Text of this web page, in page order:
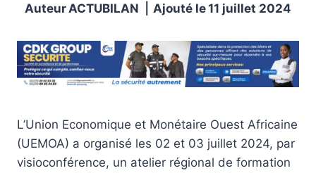
Auteur ACTUBILAN Ajouté le11 juillet 2024
L’Union Economique et Monétaire Ouest Africaine
(UEMOA) a organisé les 02 et 03 juillet 2024, par
visioconférence, un atelier régional de formation